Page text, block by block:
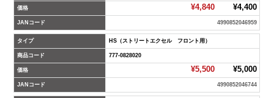
価格 ¥4,840¥4,400
JANコード 4990852046959
タイプ HS（ストリートエクセル フロント用）
商品コード 777-0828020
価格 ¥5,500¥5,000
JANコード 4990852046744